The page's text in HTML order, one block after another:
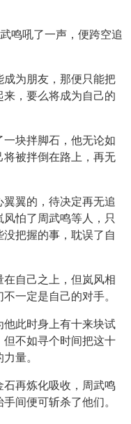
鸣吼了一声，便跨空追
为朋友，那便只能把
，要么将成为自己的
块拌脚石，他无论如
被拌倒在路上，再无
翼的，待决定再无追
怕了周武鸣等人，只
把握的事，耽误了自
自己之上，但岚风相
一定是自己的对手。
他此时身上有十来块试
不如寻个时间把这十
量。
再炼化吸收，周武鸣
间便可斩杀了他们。